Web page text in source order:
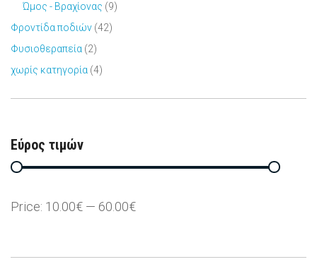
Ώμος - Βραχίονας (9)
Φροντίδα ποδιών (42)
Φυσιοθεραπεία (2)
χωρίς κατηγορία (4)
Εύρος τιμών
Price: 10.00€ — 60.00€